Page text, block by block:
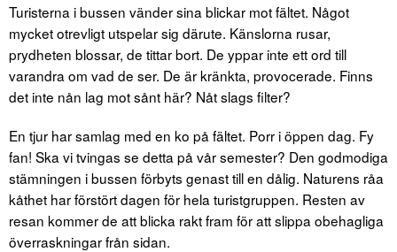
Turisterna i bussen vänder sina blickar mot fältet. Något
mycket otrevligt utspelar sig därute. Känslorna rusar,
prydheten blossar, de tittar bort. De yppar inte ett ord till
varandra om vad de ser. De är kränkta, provocerade. Finns
det inte nån lag mot sånt här? Nåt slags filter?
En tjur har samlag med en ko på fältet. Porr i öppen dag. Fy
fan! Ska vi tvingas se detta på vår semester? Den godmodiga
stämningen i bussen förbyts genast till en dålig. Naturens råa
kåthet har förstört dagen för hela turistgruppen. Resten av
resan kommer de att blicka rakt fram för att slippa obehagliga
överraskningar från sidan.